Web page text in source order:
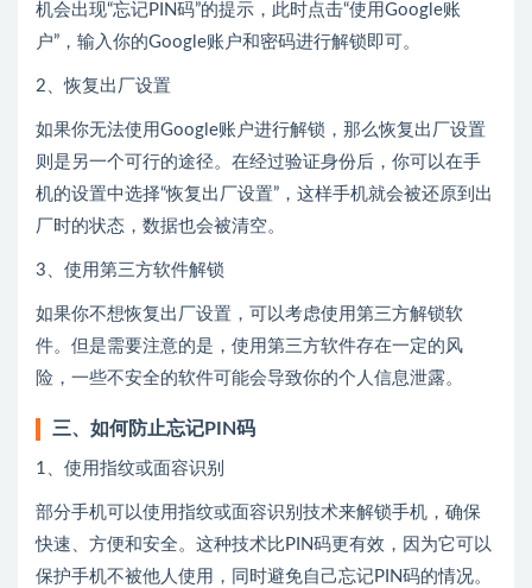
机会出现“忘记PIN码”的提示，此时点击“使用Google账
户”，输入你的Google账户和密码进行解锁即可。
2、恢复出厂设置
如果你无法使用Google账户进行解锁，那么恢复出厂设置
则是另一个可行的途径。在经过验证身份后，你可以在手
机的设置中选择“恢复出厂设置”，这样手机就会被还原到出
厂时的状态，数据也会被清空。
3、使用第三方软件解锁
如果你不想恢复出厂设置，可以考虑使用第三方解锁软
件。但是需要注意的是，使用第三方软件存在一定的风
险，一些不安全的软件可能会导致你的个人信息泄露。
三、如何防止忘记PIN码
1、使用指纹或面容识别
部分手机可以使用指纹或面容识别技术来解锁手机，确保
快速、方便和安全。这种技术比PIN码更有效，因为它可以
保护手机不被他人使用，同时避免自己忘记PIN码的情况。